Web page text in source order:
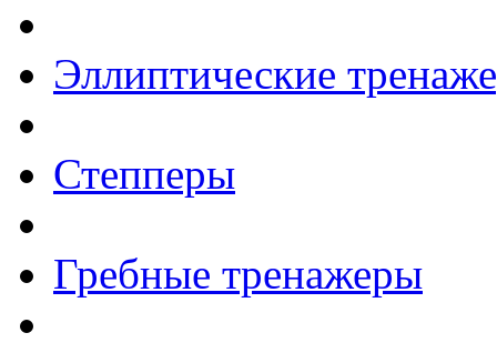
Эллиптические
Степперы
Гребные тренажеры